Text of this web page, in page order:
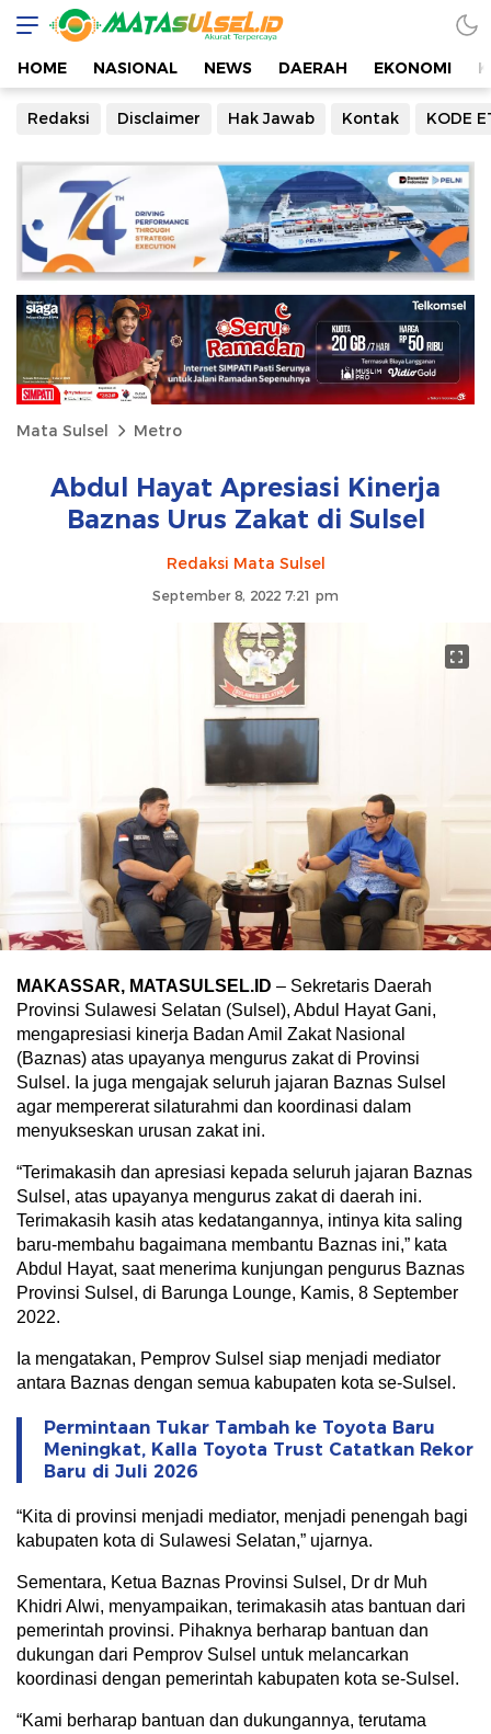
HOME NASIONAL NEWS DAERAH EKONOMI
Redaksi Disclaimer Hak Jawab Kontak KODE
Mata Sulsel Metro
Abdul Hayat Apresiasi Kinerja
Baznas Urus Zakat di Sulsel
Redaksi Mata Sulsel
September 8, 2022 7:21 pm
MAKASSAR, MATASULSEL.ID – Sekretaris Daerah
Provinsi Sulawesi Selatan (Sulsel), Abdul Hayat Gani,
mengapresiasi kinerja Badan Amil Zakat Nasional
(Baznas) atas upayanya mengurus zakat di Provinsi
Sulsel. Ia juga mengajak seluruh jajaran Baznas Sulsel
agar mempererat silaturahmi dan koordinasi dalam
menyukseskan urusan zakat ini.
“Terimakasih dan apresiasi kepada seluruh jajaran Baznas
Sulsel, atas upayanya mengurus zakat di daerah ini.
Terimakasih kasih atas kedatangannya, intinya kita saling
baru-membahu bagaimana membantu Baznas ini,” kata
Abdul Hayat, saat menerima kunjungan pengurus Baznas
Provinsi Sulsel, di Barunga Lounge, Kamis, 8 September
2022.
Ia mengatakan, Pemprov Sulsel siap menjadi mediator
antara Baznas dengan semua kabupaten kota se-Sulsel.
Permintaan Tukar Tambah ke Toyota Baru
Meningkat, Kalla Toyota Trust Catatkan Rekor
Baru di Juli 2026
“Kita di provinsi menjadi mediator, menjadi penengah bagi
kabupaten kota di Sulawesi Selatan,” ujarnya.
Sementara, Ketua Baznas Provinsi Sulsel, Dr dr Muh
Khidri Alwi, menyampaikan, terimakasih atas bantuan dari
pemerintah provinsi. Pihaknya berharap bantuan dan
dukungan dari Pemprov Sulsel untuk melancarkan
koordinasi dengan pemerintah kabupaten kota se-Sulsel.
“Kami berharap bantuan dan dukungannya, terutama